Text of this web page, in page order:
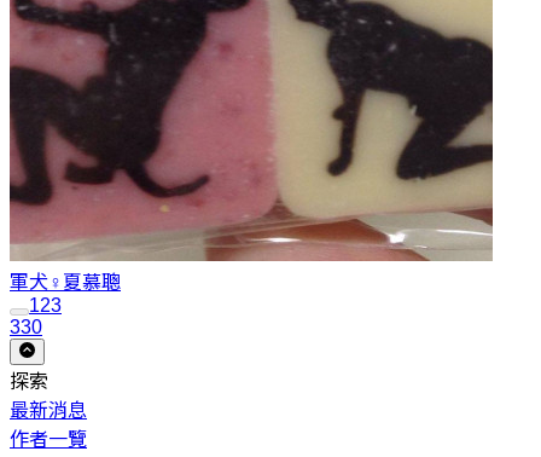
軍犬♀ 夏慕聰
123
330
探索
最新消息
作者一覽